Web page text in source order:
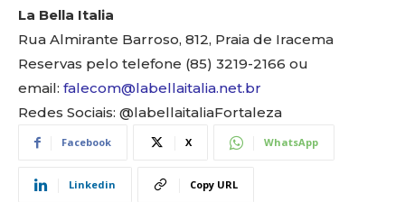
La Bella Italia
Rua Almirante Barroso, 812, Praia de Iracema
Reservas pelo telefone (85) 3219-2166 ou
email: falecom@labellaitalia.net.br
Redes Sociais: @labellaitaliaFortaleza
Facebook X WhatsApp
Linkedin Copy URL